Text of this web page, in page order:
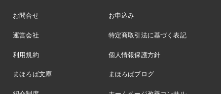
お問合せ お申込み
運営会社 特定商取引法に基づく表記
利用規約 個人情報保護方針
まほろば文庫 まほろばブログ